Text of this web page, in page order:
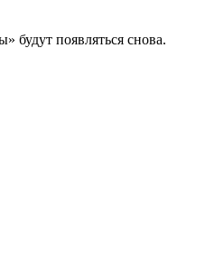
будут появляться снова.